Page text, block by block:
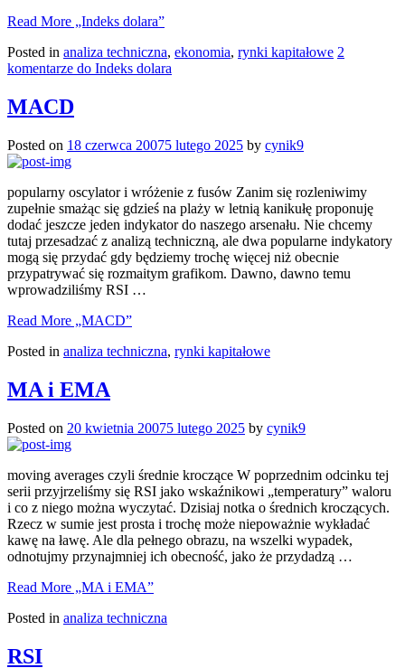
Read More „Indeks dolara”
Posted in analiza techniczna, ekonomia, rynki kapitałowe 2
komentarze do Indeks dolara
MACD
Posted on 18 czerwca 20075 lutego 2025 by cynik9
popularny oscylator i wróżenie z fusów Zanim się rozleniwimy
zupełnie smażąc się gdzieś na plaży w letnią kanikułę proponuję
dodać jeszcze jeden indykator do naszego arsenału. Nie chcemy
tutaj przesadzać z analizą techniczną, ale dwa popularne indykatory
mogą się przydać gdy będziemy trochę więcej niż obecnie
przypatrywać się rozmaitym grafikom. Dawno, dawno temu
wprowadziliśmy RSI …
Read More „MACD”
Posted in analiza techniczna, rynki kapitałowe
MA i EMA
Posted on 20 kwietnia 20075 lutego 2025 by cynik9
moving averages czyli średnie kroczące W poprzednim odcinku tej
serii przyjrzeliśmy się RSI jako wskaźnikowi „temperatury” waloru
i co z niego można wyczytać. Dzisiaj notka o średnich kroczących.
Rzecz w sumie jest prosta i trochę może niepoważnie wykładać
kawę na ławę. Ale dla pełnego obrazu, na wszelki wypadek,
odnotujmy przynajmniej ich obecność, jako że przydadzą …
Read More „MA i EMA”
Posted in analiza techniczna
RSI